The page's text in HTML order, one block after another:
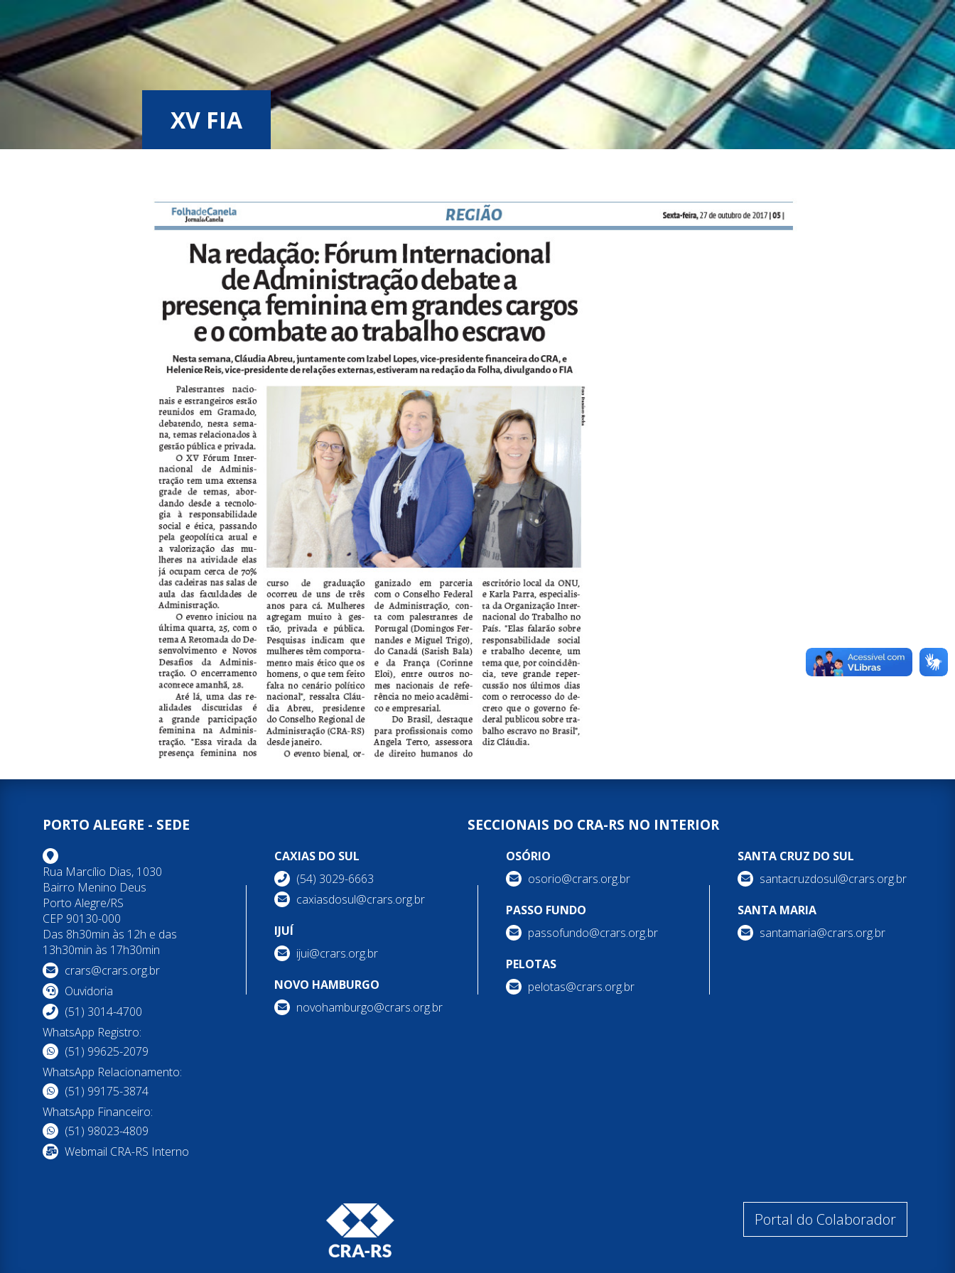
XV FIA
PORTO ALEGRE - SEDE
Rua Marcílio Dias, 1030
Bairro Menino Deus
Porto Alegre/RS
CEP 90130-000
Das 8h30min às 12h e das
13h30min às 17h30min
crars@crars.org.br
Ouvidoria
(51) 3014-4700
WhatsApp Registro:
(51) 99625-2079
WhatsApp Relacionamento:
(51) 99175-3874
WhatsApp Financeiro:
(51) 98023-4809
Webmail CRA-RS Interno
SECCIONAIS DO CRA-RS NO INTERIOR
CAXIAS DO SUL
(54) 3029-6663
caxiasdosul@crars.org.br
IJUÍ
ijui@crars.org.br
NOVO HAMBURGO
novohamburgo@crars.org.br
OSÓRIO
osorio@crars.org.br
PASSO FUNDO
passofundo@crars.org.br
PELOTAS
pelotas@crars.org.br
SANTA CRUZ DO SUL
santacruzdosul@crars.org.br
SANTA MARIA
santamaria@crars.org.br
Portal do Colaborador